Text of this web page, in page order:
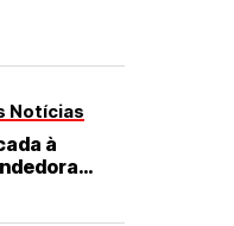
Notícias
à
de
de